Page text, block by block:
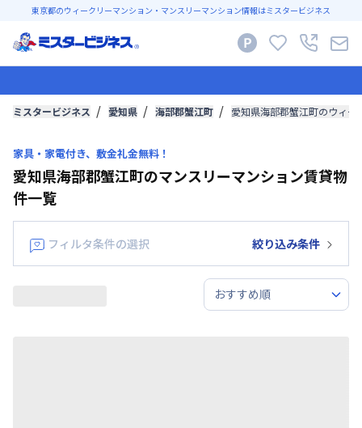
東京都のウィークリーマンション・マンスリーマンション情報はミスタービジネス
ミスタービジネス 愛知県 海部郡蟹江町 愛知県海部郡蟹江町のウィ
家具・家電付き、敷金礼金無料！
愛知県海部郡蟹江町のマンスリーマンション賃貸物
件一覧
フィルタ条件の選択 絞り込み条件